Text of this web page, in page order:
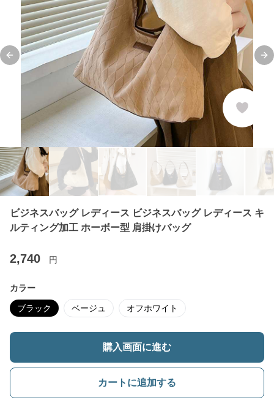
Previous slide
ビジネスバッグ レディース ビジネスバッグ レディース キ
ルティング加工 ホーボー型 肩掛けバッグ
2,740 円
カラー
ブラック ベージュ オフホワイト
購入画面に進む
カートに追加する